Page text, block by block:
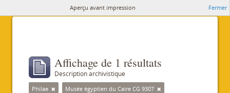
Aperçu avant impression Fermer
Affichage de 1 résultats
Description archivistique
Philae Musée égyptien du Caire CG 9307